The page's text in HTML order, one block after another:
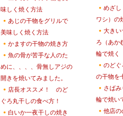
味しく焼く方法
あじの干物をグリルで
美味しく焼く方法
かますの干物の焼き方
魚の骨が苦手な人のた
めに、、、、骨無しアジの
開きを焼いてみました。
店長オススメ！ のど
ぐろ丸干しの食べ方！
白いか一夜干しの焼き
めざし
ワシ）の
大きい
ろ（あか
輪で焼く
のどぐ
の干物を
さばみ
輪で焼い
他店の